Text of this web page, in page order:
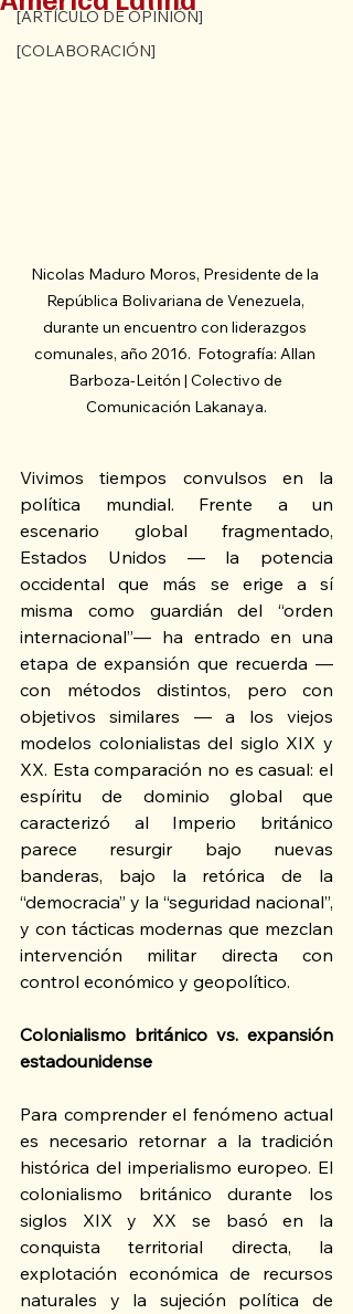
[ARTÍCULO DE OPINIÓN]
[COLABORACIÓN]
Nicolas Maduro Moros, Presidente de la
República Bolivariana de Venezuela,
durante un encuentro con liderazgos
comunales, año 2016.  Fotografía: Allan
Barboza-Leitón | Colectivo de
Comunicación Lakanaya.
Vivimos tiempos convulsos en la
política mundial. Frente a un
escenario global fragmentado,
Estados Unidos — la potencia
occidental que más se erige a sí
misma como guardián del “orden
internacional”— ha entrado en una
etapa de expansión que recuerda —
con métodos distintos, pero con
objetivos similares — a los viejos
modelos colonialistas del siglo XIX y
XX. Esta comparación no es casual: el
espíritu de dominio global que
caracterizó al Imperio británico
parece resurgir bajo nuevas
banderas, bajo la retórica de la
“democracia” y la “seguridad nacional”,
y con tácticas modernas que mezclan
intervención militar directa con
control económico y geopolítico.
Colonialismo británico vs. expansión
estadounidense
Para comprender el fenómeno actual
es necesario retornar a la tradición
histórica del imperialismo europeo. El
colonialismo británico durante los
siglos XIX y XX se basó en la
conquista territorial directa, la
explotación económica de recursos
naturales y la sujeción política de